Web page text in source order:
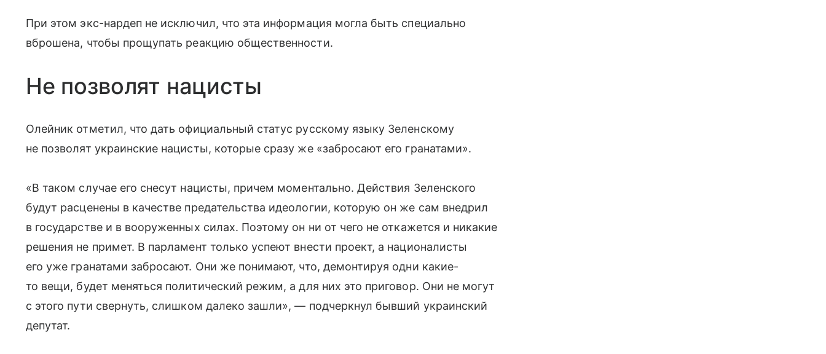
При этом экс-нардеп не исключил, что эта информация могла быть специально
вброшена, чтобы прощупать реакцию общественности.
Не позволят нацисты
Олейник отметил, что дать официальный статус русскому языку Зеленскому
не позволят украинские нацисты, которые сразу же «забросают его гранатами».
«В таком случае его снесут нацисты, причем моментально. Действия Зеленского
будут расценены в качестве предательства идеологии, которую он же сам внедрил
в государстве и в вооруженных силах. Поэтому он ни от чего не откажется и никакие
решения не примет. В парламент только успеют внести проект, а националисты
его уже гранатами забросают. Они же понимают, что, демонтируя одни какие-
то вещи, будет меняться политический режим, а для них это приговор. Они не могут
с этого пути свернуть, слишком далеко зашли», — подчеркнул бывший украинский
депутат.